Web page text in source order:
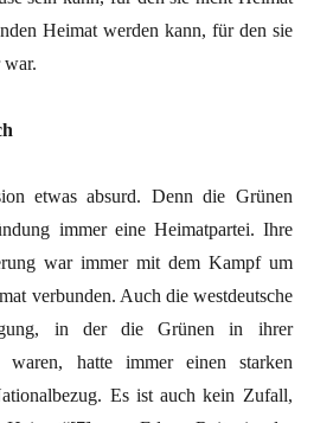
Heimat werden kann, für den sie
war.
etwas absurd. Denn die Grünen
immer eine Heimatpartei. Ihre
war immer mit dem Kampf um
verbunden. Auch die westdeutsche
in der die Grünen in ihrer
waren, hatte immer einen starken
Es ist auch kein Zufall,